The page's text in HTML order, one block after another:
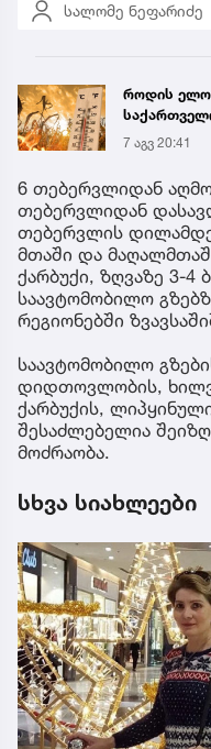
სალომე ნეფარიძე
როდის
გრადუსიან
7 აგვ 20:41
6 თებერვლიდან
თებერვლიდან
თებერვლის
მთაში და
ქარბუქი, ზღვაზე 3-
საავტომობილო
რეგიონებში
საავტომობილო
დიდთოვლობის,
ქარბუქის,
შესაძლებელია
მოძრაობა.
სხვა სიახლეები